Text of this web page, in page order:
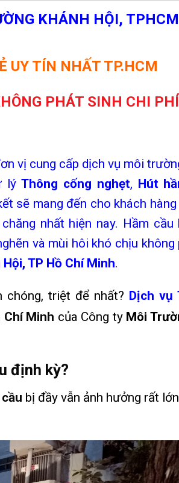
KHÁNH HỘI, TPHCM
UY TÍN NHẤT TP.HCM
PHÁT SINH CHI PHÍ
vị cung cấp dịch vụ môi
lýThông cống nghẹt, Hút
sẽ mang đến cho khách
nhất hiện nay. Hầm cầu
và mùi hôi khó chịu không
TP Hồ Chí Minh.
chóng, triệt để nhất? Dịch vụ
Chí Minh của Công ty Môi
định kỳ?
bị đầy vẫn ảnh hưởng rất